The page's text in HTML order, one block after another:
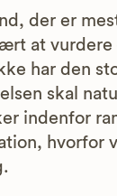
der er
at vurdere
har den
skal
indenfor
hvorfor